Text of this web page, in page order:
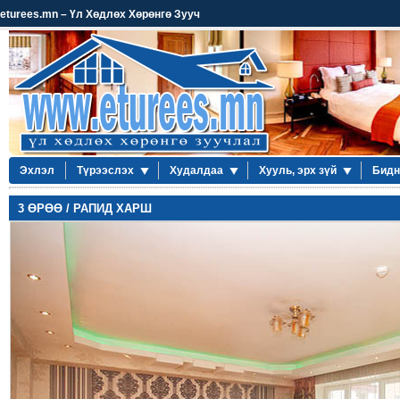
eturees.mn – Үл Хөдлөх Хөрөнгө Зууч
Эхлэл Түрээслэх Худалдаа Хууль, эрх зүй
3 ӨРӨӨ / РАПИД ХАРШ